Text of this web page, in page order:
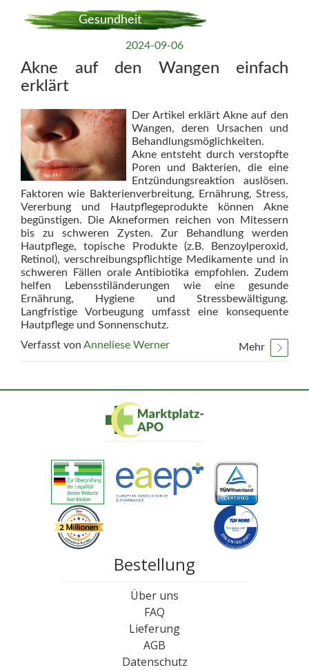
Gesundheit
2024-09-06
Akne auf den Wangen einfach
erklärt
Der Artikel erklärt Akne auf den
Wangen, deren Ursachen und
Behandlungsmöglichkeiten.
Akne entsteht durch verstopfte
Poren und Bakterien, die eine
Entzündungsreaktion auslösen.
Faktoren wie Bakterienverbreitung, Ernährung, Stress,
Vererbung und Hautpflegeprodukte können Akne
begünstigen. Die Akneformen reichen von Mitessern
bis zu schweren Zysten. Zur Behandlung werden
Hautpflege, topische Produkte (z.B. Benzoylperoxid,
Retinol), verschreibungspflichtige Medikamente und in
schweren Fällen orale Antibiotika empfohlen. Zudem
helfen Lebensstiländerungen wie eine gesunde
Ernährung, Hygiene und Stressbewältigung.
Langfristige Vorbeugung umfasst eine konsequente
Hautpflege und Sonnenschutz.
Verfasst von Anneliese Werner Mehr
Bestellung
Über uns
FAQ
Lieferung
AGB
Datenschutz